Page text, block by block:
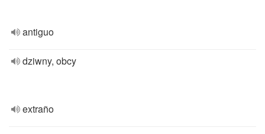
antiguo
dziwny, obcy
extraño